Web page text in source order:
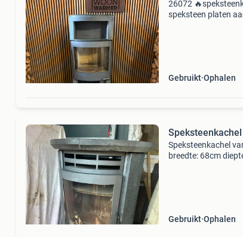
26072
speksteen platen
Gebruikt Ophalen
Speksteenkachel
breedte: 68cm
Gebruikt Ophalen